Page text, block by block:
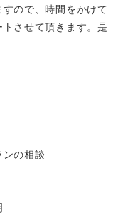
ので、時間をかけて
させて頂きます。是
ンの相談